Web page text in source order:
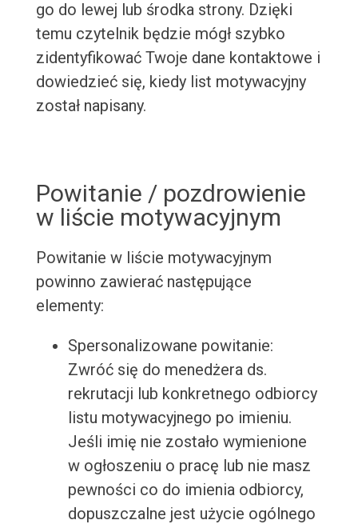
go do lewej lub środka strony. Dzięki
temu czytelnik będzie mógł szybko
zidentyfikować Twoje dane kontaktowe i
dowiedzieć się, kiedy list motywacyjny
został napisany.
Powitanie / pozdrowienie
w liście motywacyjnym
Powitanie w liście motywacyjnym
powinno zawierać następujące
elementy:
Spersonalizowane powitanie:
Zwróć się do menedżera ds.
rekrutacji lub konkretnego odbiorcy
listu motywacyjnego po imieniu.
Jeśli imię nie zostało wymienione
w ogłoszeniu o pracę lub nie masz
pewności co do imienia odbiorcy,
dopuszczalne jest użycie ogólnego